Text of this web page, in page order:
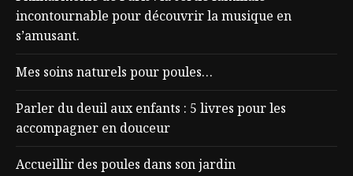
incontournable pour découvrir la musique en
s’amusant.
Mes soins naturels pour poules…
Parler du deuil aux enfants : 5 livres pour les
accompagner en douceur
Accueillir des poules dans son jardin